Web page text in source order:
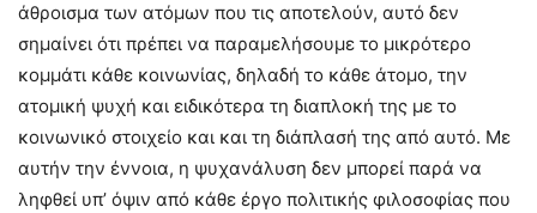
άθροισμα των ατόμων που τις αποτελούν, αυτό δεν
σημαίνει ότι πρέπει να παραμελήσουμε το μικρότερο
κομμάτι κάθε κοινωνίας, δηλαδή το κάθε άτομο, την
ατομική ψυχή και ειδικότερα τη διαπλοκή της με το
κοινωνικό στοιχείο και και τη διάπλασή της από αυτό. Με
αυτήν την έννοια, η ψυχανάλυση δεν μπορεί παρά να
ληφθεί υπ’ όψιν από κάθε έργο πολιτικής φιλοσοφίας που